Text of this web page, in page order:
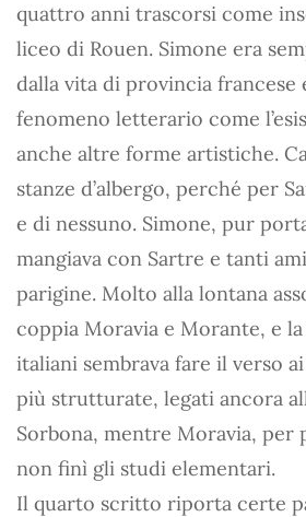
quattro anni trascorsi come
liceo di Rouen. Simone era
dalla vita di provincia francese
fenomeno letterario come
anche altre forme artistiche.
stanze d’albergo, perché per
e di nessuno. Simone, pur
mangiava con Sartre e tanti
parigine. Molto alla lontana
coppia Moravia e Morante, e
italiani sembrava fare il verso
più strutturate, legati ancora
Sorbona, mentre Moravia, per
non finì gli studi elementari.
Il quarto scritto riporta certe